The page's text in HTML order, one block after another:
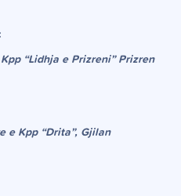
“Lidhja e Prizreni” Prizren
e Kpp “Drita”, Gjilan